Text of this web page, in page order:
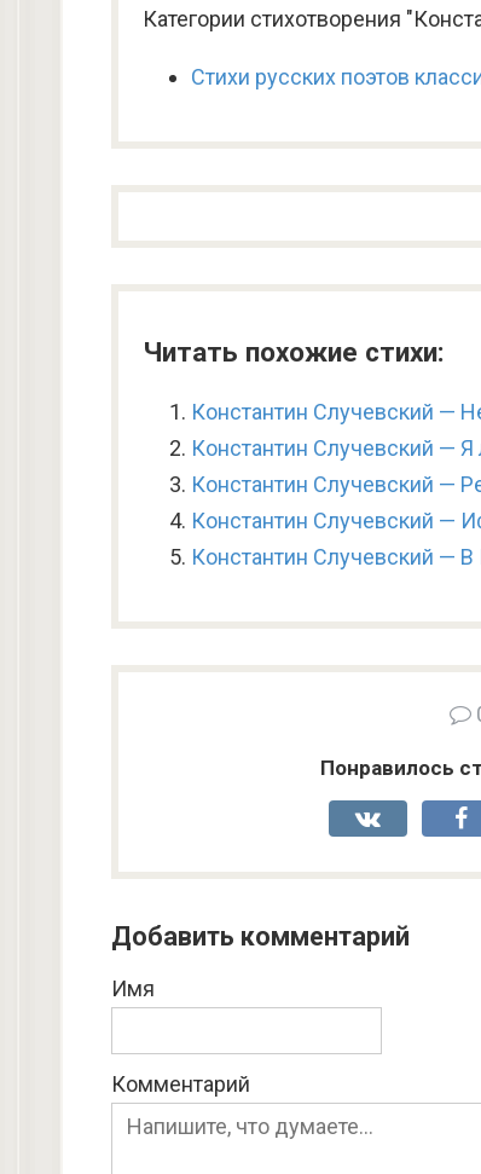
Категории стихотворения
Стихи русских поэтов
Читать похожие стихи:
Константин Случевский —
Константин Случевский —
Константин Случевский —
Константин Случевский —
Константин Случевский —
Понравилось
Добавить комментарий
Имя
Комментарий